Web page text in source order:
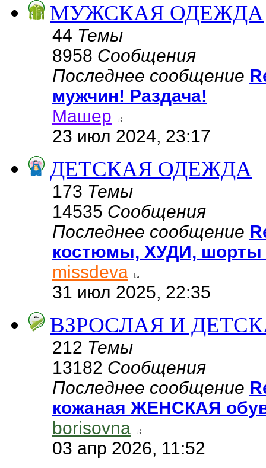
МУЖСКАЯ ОДЕЖДА
44 Темы
8958 Сообщения
Последнее сообщение
мужчин! Раздача!
Машер
23 июл 2024, 23:17
ДЕТСКАЯ ОДЕЖДА
173 Темы
14535 Сообщения
Последнее сообщение
костюмы, ХУДИ, шорты
missdeva
31 июл 2025, 22:35
ВЗРОСЛАЯ И
212 Темы
13182 Сообщения
Последнее сообщение
кожаная ЖЕНСКАЯ
borisovna
03 апр 2026, 11:52